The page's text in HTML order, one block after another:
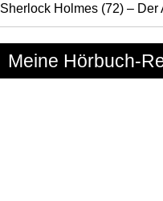
Sherlock Holmes (72) – Der
Meine Hörbuch-